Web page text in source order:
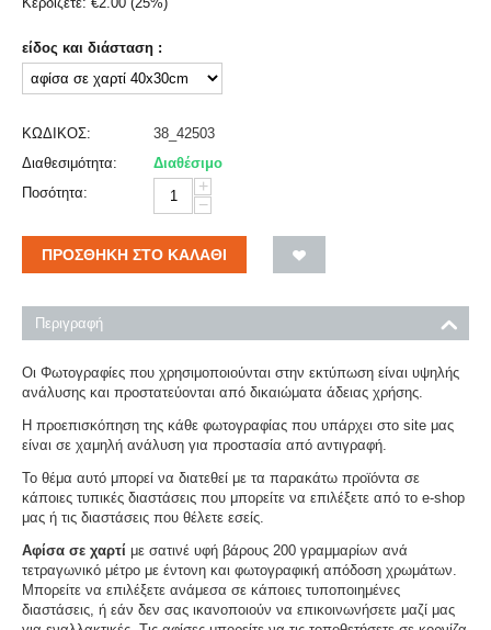
είδος και διάσταση :
ΚΩΔΙΚΟΣ:
38_42503
Διαθεσιμότητα:
Διαθέσιμο
Ποσότητα:
+
−
ΠΡΟΣΘΉΚΗ ΣΤΟ ΚΑΛΆΘΙ
Περιγραφή
Οι Φωτογραφίες που χρησιμοποιούνται στην εκτύπωση είναι υψηλής
ανάλυσης και προστατεύονται από δικαιώματα άδειας χρήσης.
Η προεπισκόπηση της κάθε φωτογραφίας που υπάρχει στο site μας
είναι σε χαμηλή ανάλυση για προστασία από αντιγραφή.
Το θέμα αυτό μπορεί να διατεθεί με τα παρακάτω προϊόντα σε
κάποιες τυπικές διαστάσεις που μπορείτε να επιλέξετε από το e-shop
μας ή τις διαστάσεις που θέλετε εσείς.
Αφίσα σε χαρτί με σατινέ υφή βάρους 200 γραμμαρίων ανά
τετραγωνικό μέτρο με έντονη και φωτογραφική απόδοση χρωμάτων.
Μπορείτε να επιλέξετε ανάμεσα σε κάποιες τυποποιημένες
διαστάσεις, ή εάν δεν σας ικανοποιούν να επικοινωνήσετε μαζί μας